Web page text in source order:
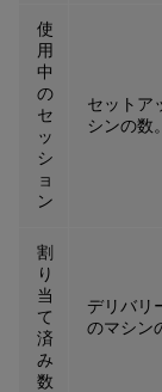
使
用
中
の
セ
ッ
シ
ョ
ン
セットア
シンの数。
割
り
当
て
済
み
数
デリバリ
のマシン